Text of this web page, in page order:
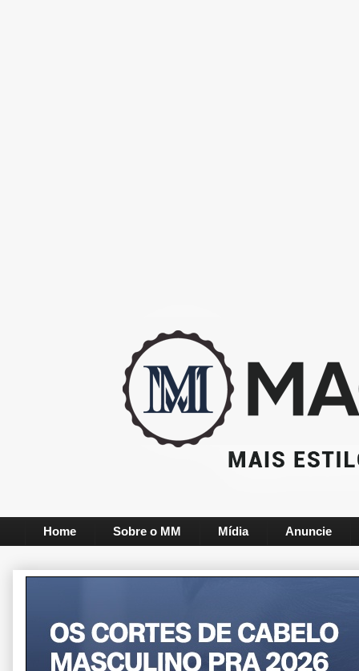
Home Sobre o MM Mídia Anuncie